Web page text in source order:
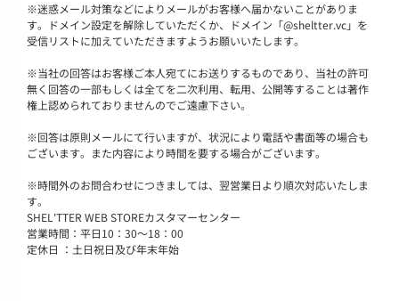
※迷惑メール対策などによりメールがお客様へ届かないことがありま
す。ドメイン設定を解除していただくか、ドメイン「@sheltter.vc」を
受信リストに加えていただきますようお願いいたします。
※当社の回答はお客様ご本人宛てにお送りするものであり、当社の許可
無く回答の一部もしくは全てを二次利用、転用、公開等することは著作
権上認められておりませんのでご遠慮下さい。
※回答は原則メールにて行いますが、状況により電話や書面等の場合も
ございます。また内容により時間を要する場合がございます。
※時間外のお問合わせにつきましては、翌営業日より順次対応いたしま
す。
SHEL'TTER WEB STOREカスタマーセンター
営業時間：平日10：30～18：00
定休日 ：土日祝日及び年末年始